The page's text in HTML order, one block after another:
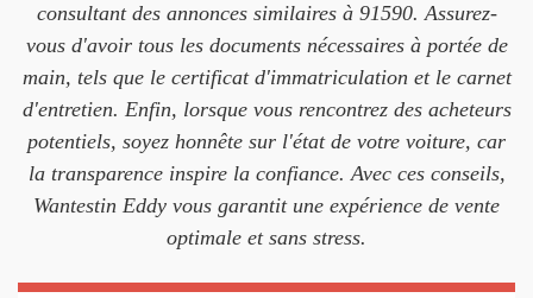
consultant des annonces similaires à 91590. Assurez-
vous d'avoir tous les documents nécessaires à portée de
main, tels que le certificat d'immatriculation et le carnet
d'entretien. Enfin, lorsque vous rencontrez des acheteurs
potentiels, soyez honnête sur l'état de votre voiture, car
la transparence inspire la confiance. Avec ces conseils,
Wantestin Eddy vous garantit une expérience de vente
optimale et sans stress.